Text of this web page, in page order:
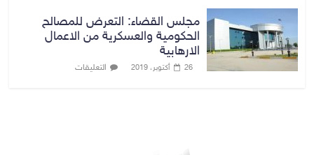
مجلس القضاء: التعرض للمصالح
الحكومية والعسكرية من الاعمال
الارهابية
26 أكتوبر، 2019 التعليقات